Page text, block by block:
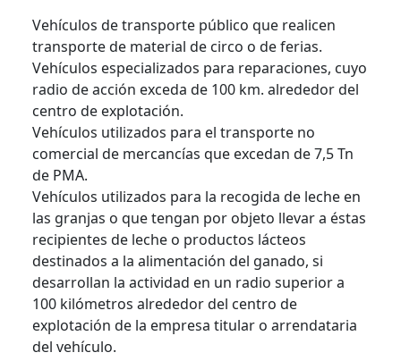
Vehículos de transporte público que realicen
transporte de material de circo o de ferias.
Vehículos especializados para reparaciones, cuyo
radio de acción exceda de 100 km. alrededor del
centro de explotación.
Vehículos utilizados para el transporte no
comercial de mercancías que excedan de 7,5 Tn
de PMA.
Vehículos utilizados para la recogida de leche en
las granjas o que tengan por objeto llevar a éstas
recipientes de leche o productos lácteos
destinados a la alimentación del ganado, si
desarrollan la actividad en un radio superior a
100 kilómetros alrededor del centro de
explotación de la empresa titular o arrendataria
del vehículo.